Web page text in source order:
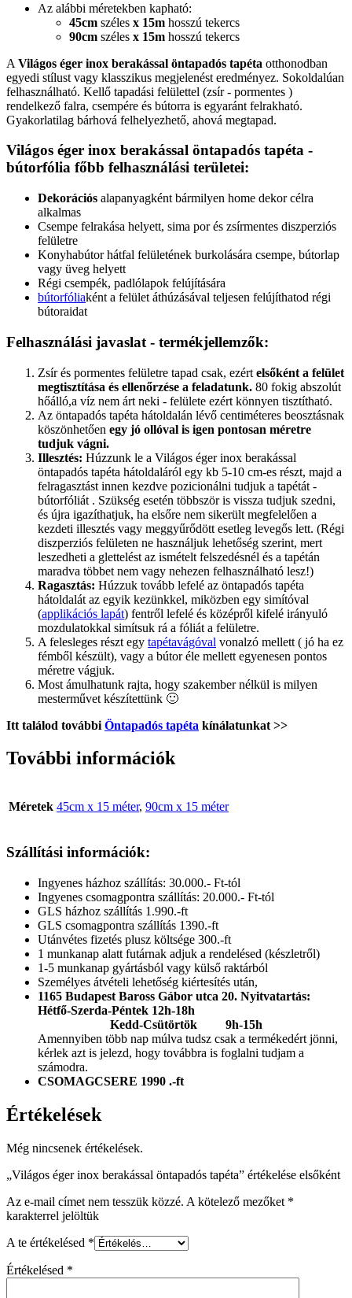
Az alábbi méretekben kapható:
45cm széles x 15m hosszú tekercs
90cm széles x 15m hosszú tekercs
A Világos éger inox berakással öntapadós tapéta otthonodban
egyedi stílust vagy klasszikus megjelenést eredményez. Sokoldalúan
felhasználható. Kellő tapadási felülettel (zsír - pormentes )
rendelkező falra, csempére és bútorra is egyaránt felrakható.
Gyakorlatilag bárhová felhelyezhető, ahová megtapad.
Világos éger inox berakással öntapadós tapéta -
bútorfólia főbb felhasználási területei:
Dekorációs alapanyagként bármilyen home dekor célra
alkalmas
Csempe felrakása helyett, sima por és zsírmentes diszperziós
felületre
Konyhabútor hátfal felületének burkolására csempe, bútorlap
vagy üveg helyett
Régi csempék, padlólapok felújítására
bútorfóliaként a felület áthúzásával teljesen felújíthatod régi
bútoraidat
Felhasználási javaslat - termékjellemzők:
Zsír és pormentes felületre tapad csak, ezért elsőként a felület
megtisztítása és ellenőrzése a feladatunk. 80 fokig abszolút
hőálló,a víz nem árt neki - felülete ezért könnyen tisztítható.
Az öntapadós tapéta hátoldalán lévő centiméteres beosztásnak
köszönhetően egy jó ollóval is igen pontosan méretre
tudjuk vágni.
Illesztés: Húzzunk le a Világos éger inox berakással
öntapadós tapéta hátoldaláról egy kb 5-10 cm-es részt, majd a
felragasztást innen kezdve pozicionálni tudjuk a tapétát -
bútorfóliát . Szükség esetén többször is vissza tudjuk szedni,
és újra igazíthatjuk, ha elsőre nem sikerült megfelelően a
kezdeti illesztés vagy meggyűrődött esetleg levegős lett. (Régi
diszperziós felületen ne használjuk lehetőség szerint, mert
leszedheti a glettelést az ismételt felszedésnél és a tapétán
maradva többet nem vagy nehezen felhasználható lesz!)
Ragasztás: Húzzuk tovább lefelé az öntapadós tapéta
hátoldalát az egyik kezünkkel, miközben egy simítóval
(applikációs lapát) fentről lefelé és középről kifelé irányuló
mozdulatokkal simítsuk rá a fóliát a felületre.
A felesleges részt egy tapétavágóval vonalzó mellett ( jó ha ez
fémből készült), vagy a bútor éle mellett egyenesen pontos
méretre vágjuk.
Most ámulhatunk rajta, hogy szakember nélkül is milyen
mesterművet készítettünk 🙂
Itt találod további Öntapadós tapéta kínálatunkat >>
További információk
Méretek 45cm x 15 méter, 90cm x 15 méter
Szállítási információk:
Ingyenes házhoz szállítás: 30.000.- Ft-tól
Ingyenes csomagpontra szállítás: 20.000.- Ft-tól
GLS házhoz szállítás 1.990.-ft
GLS csomagpontra szállítás 1390.-ft
Utánvétes fizetés plusz költsége 300.-ft
1 munkanap alatt futárnak adjuk a rendelésed (készletről)
1-5 munkanap gyártásból vagy külső raktárból
Személyes átvételi lehetőség kiértesítés után,
1165 Budapest Baross Gábor utca 20. Nyitvatartás:
Hétfő-Szerda-Péntek 12h-18h
Kedd-Csütörtök 9h-15h
Amennyiben több nap múlva tudsz csak a termékedért jönni,
kérlek azt is jelezd, hogy továbbra is foglalni tudjam a
számodra.
CSOMAGCSERE 1990 .-ft
Értékelések
Még nincsenek értékelések.
„Világos éger inox berakással öntapadós tapéta” értékelése elsőként
Az e-mail címet nem tesszük közzé. A kötelező mezőket *
karakterrel jelöltük
A te értékelésed *
Értékelésed *